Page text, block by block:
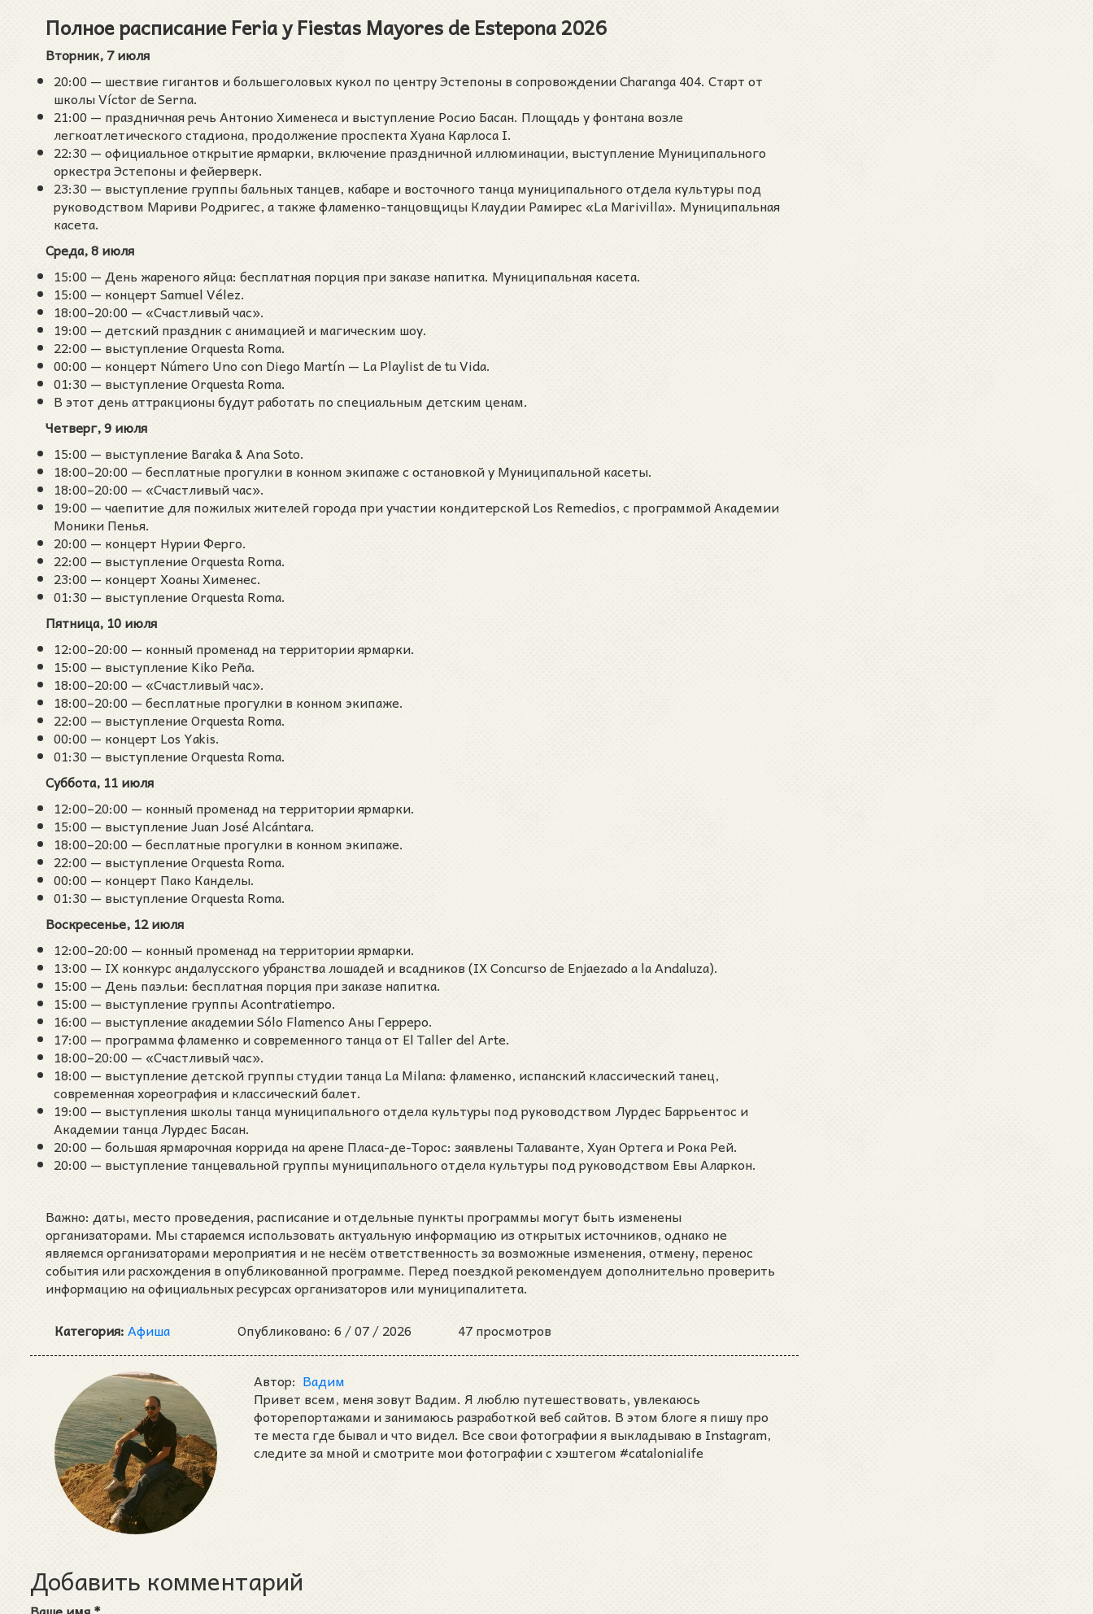
Полное расписание Feria y Fiestas Mayores de Estepona 2026
Вторник, 7 июля
20:00 — шествие гигантов и большеголовых кукол по центру Эстепоны в сопровождении Charanga 404. Старт от
школы Víctor de Serna.
21:00 — праздничная речь Антонио Хименеса и выступление Росио Басан. Площадь у фонтана возле
легкоатлетического стадиона, продолжение проспекта Хуана Карлоса I.
22:30 — официальное открытие ярмарки, включение праздничной иллюминации, выступление Муниципального
оркестра Эстепоны и фейерверк.
23:30 — выступление группы бальных танцев, кабаре и восточного танца муниципального отдела культуры под
руководством Мариви Родригес, а также фламенко-танцовщицы Клаудии Рамирес «La Marivilla». Муниципальная
касета.
Среда, 8 июля
15:00 — День жареного яйца: бесплатная порция при заказе напитка. Муниципальная касета.
15:00 — концерт Samuel Vélez.
18:00–20:00 — «Счастливый час».
19:00 — детский праздник с анимацией и магическим шоу.
22:00 — выступление Orquesta Roma.
00:00 — концерт Número Uno con Diego Martín — La Playlist de tu Vida.
01:30 — выступление Orquesta Roma.
В этот день аттракционы будут работать по специальным детским ценам.
Четверг, 9 июля
15:00 — выступление Baraka & Ana Soto.
18:00–20:00 — бесплатные прогулки в конном экипаже с остановкой у Муниципальной касеты.
18:00–20:00 — «Счастливый час».
19:00 — чаепитие для пожилых жителей города при участии кондитерской Los Remedios, с программой Академии
Моники Пенья.
20:00 — концерт Нурии Ферго.
22:00 — выступление Orquesta Roma.
23:00 — концерт Хоаны Хименес.
01:30 — выступление Orquesta Roma.
Пятница, 10 июля
12:00–20:00 — конный променад на территории ярмарки.
15:00 — выступление Kiko Peña.
18:00–20:00 — «Счастливый час».
18:00–20:00 — бесплатные прогулки в конном экипаже.
22:00 — выступление Orquesta Roma.
00:00 — концерт Los Yakis.
01:30 — выступление Orquesta Roma.
Суббота, 11 июля
12:00–20:00 — конный променад на территории ярмарки.
15:00 — выступление Juan José Alcántara.
18:00–20:00 — бесплатные прогулки в конном экипаже.
22:00 — выступление Orquesta Roma.
00:00 — концерт Пако Канделы.
01:30 — выступление Orquesta Roma.
Воскресенье, 12 июля
12:00–20:00 — конный променад на территории ярмарки.
13:00 — IX конкурс андалусского убранства лошадей и всадников (IX Concurso de Enjaezado a la Andaluza).
15:00 — День паэльи: бесплатная порция при заказе напитка.
15:00 — выступление группы Acontratiempo.
16:00 — выступление академии Sólo Flamenco Аны Герреро.
17:00 — программа фламенко и современного танца от El Taller del Arte.
18:00–20:00 — «Счастливый час».
18:00 — выступление детской группы студии танца La Milana: фламенко, испанский классический танец,
современная хореография и классический балет.
19:00 — выступления школы танца муниципального отдела культуры под руководством Лурдес Баррьентос и
Академии танца Лурдес Басан.
20:00 — большая ярмарочная коррида на арене Пласа-де-Торос: заявлены Талаванте, Хуан Ортега и Рока Рей.
20:00 — выступление танцевальной группы муниципального отдела культуры под руководством Евы Аларкон.
Важно: даты, место проведения, расписание и отдельные пункты программы могут быть изменены
организаторами. Мы стараемся использовать актуальную информацию из открытых источников, однако не
являемся организаторами мероприятия и не несём ответственность за возможные изменения, отмену, перенос
события или расхождения в опубликованной программе. Перед поездкой рекомендуем дополнительно проверить
информацию на официальных ресурсах организаторов или муниципалитета.
Категория:Афиша Опубликовано: 6 /07 /2026 47 просмотров
Автор: Вадим
Привет всем, меня зовут Вадим. Я люблю путешествовать, увлекаюсь
фоторепортажами и занимаюсь разработкой веб сайтов. В этом блоге я пишу про
те места где бывал и что видел. Все свои фотографии я выкладываю в Instagram,
следите за мной и смотрите мои фотографии с хэштегом #catalonialife
Добавить комментарий